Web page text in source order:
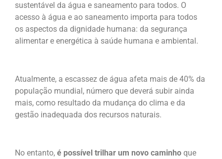
sustentável da água e saneamento para todos. O
acesso à água e ao saneamento importa para todos
os aspectos da dignidade humana: da segurança
alimentar e energética à saúde humana e ambiental.
Atualmente, a escassez de água afeta mais de 40% da
população mundial, número que deverá subir ainda
mais, como resultado da mudança do clima e da
gestão inadequada dos recursos naturais.
No entanto, é possível trilhar um novo caminho que